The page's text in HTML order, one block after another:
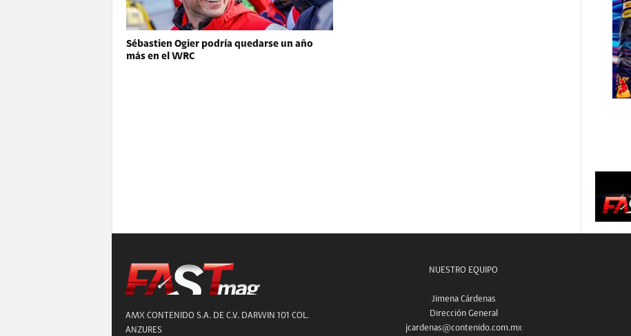
g
Sébastien Ogier podría quedarse un año
más en el WRC
AMX CONTENIDO S.A. DE C.V. DARWIN 101 COL.
ANZURES
NUESTRO EQUIPO
Jimena Cárdenas
Dirección General
jcardenas@contenido.com.mx